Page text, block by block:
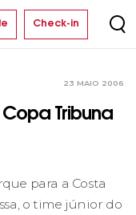
Check-in
23 MAIO 2006
Tribuna
para a Costa
o time júnior do